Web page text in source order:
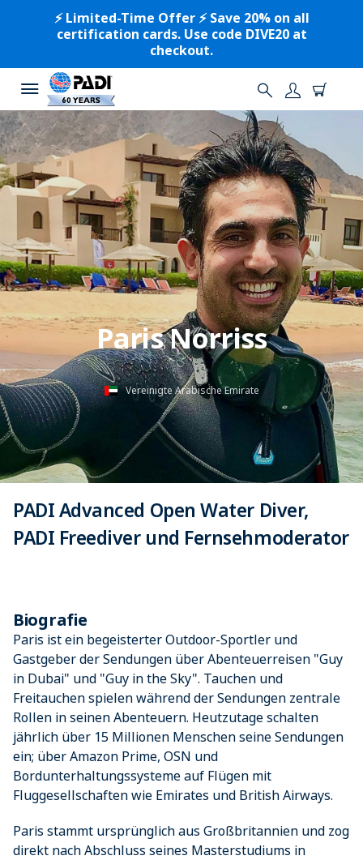
⚡️ Limited-Time Offer ⚡️ Save 20% on all
certification cards. Use code DIVE20 at
checkout.
Paris Norriss
Vereinigte Arabische Emirate
PADI Advanced Open Water Diver,
PADI Freediver und Fernsehmoderator
Biografie
Paris ist ein begeisterter Outdoor-Sportler und
Gastgeber der Sendungen über Abenteuerreisen "Guy
in Dubai" und "Guy in the Sky". Tauchen und
Freitauchen spielen während der Sendungen zentrale
Rollen in seinen Abenteuern. Heutzutage schalten
jährlich über 15 Millionen Menschen seine Sendungen
ein; über Amazon Prime, OSN und
Bordunterhaltungssysteme auf Flügen mit
Fluggesellschaften wie Emirates und British Airways.
Paris stammt ursprünglich aus Großbritannien und zog
direkt nach Abschluss seines Masterstudiums in